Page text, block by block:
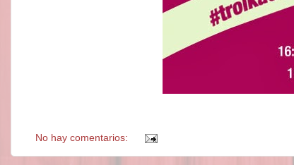
No hay comentarios: